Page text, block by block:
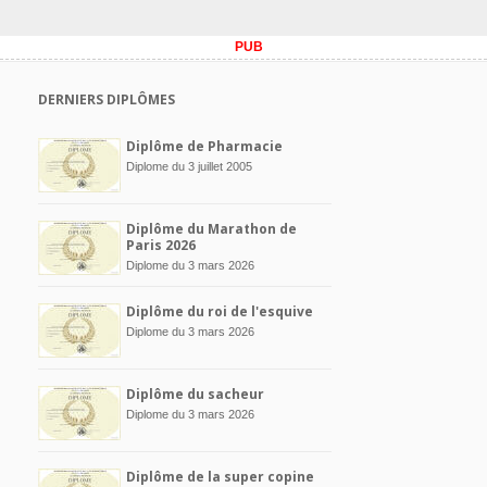
PUB
DERNIERS DIPLÔMES
Diplôme de Pharmacie
Diplome du 3 juillet 2005
Diplôme du Marathon de
Paris 2026
Diplome du 3 mars 2026
Diplôme du roi de l'esquive
Diplome du 3 mars 2026
Diplôme du sacheur
Diplome du 3 mars 2026
Diplôme de la super copine